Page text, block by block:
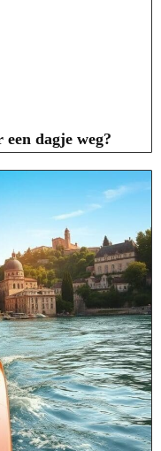
dagje weg?